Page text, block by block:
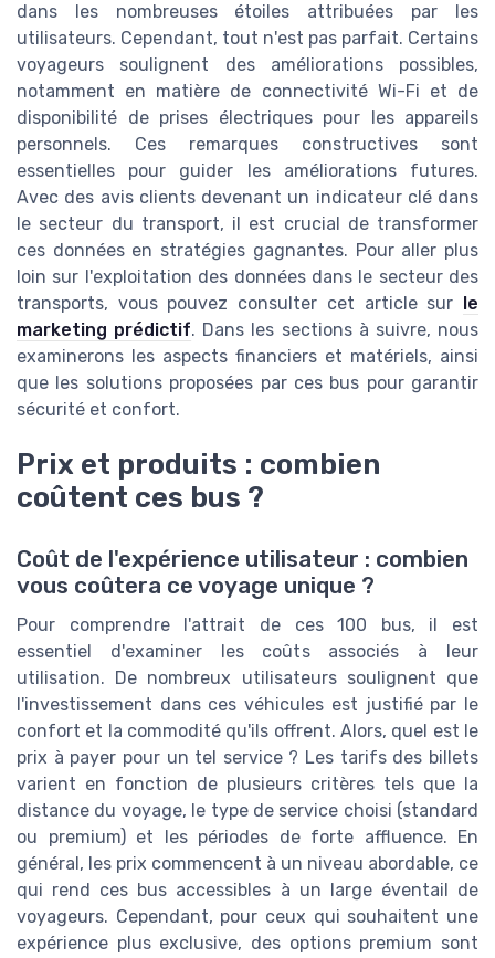
dans les nombreuses étoiles attribuées par les
utilisateurs. Cependant, tout n'est pas parfait. Certains
voyageurs soulignent des améliorations possibles,
notamment en matière de connectivité Wi-Fi et de
disponibilité de prises électriques pour les appareils
personnels. Ces remarques constructives sont
essentielles pour guider les améliorations futures.
Avec des avis clients devenant un indicateur clé dans
le secteur du transport, il est crucial de transformer
ces données en stratégies gagnantes. Pour aller plus
loin sur l'exploitation des données dans le secteur des
transports, vous pouvez consulter cet article sur le
marketing prédictif. Dans les sections à suivre, nous
examinerons les aspects financiers et matériels, ainsi
que les solutions proposées par ces bus pour garantir
sécurité et confort.
Prix et produits : combien
coûtent ces bus ?
Coût de l'expérience utilisateur : combien
vous coûtera ce voyage unique ?
Pour comprendre l'attrait de ces 100 bus, il est
essentiel d'examiner les coûts associés à leur
utilisation. De nombreux utilisateurs soulignent que
l'investissement dans ces véhicules est justifié par le
confort et la commodité qu'ils offrent. Alors, quel est le
prix à payer pour un tel service ? Les tarifs des billets
varient en fonction de plusieurs critères tels que la
distance du voyage, le type de service choisi (standard
ou premium) et les périodes de forte affluence. En
général, les prix commencent à un niveau abordable, ce
qui rend ces bus accessibles à un large éventail de
voyageurs. Cependant, pour ceux qui souhaitent une
expérience plus exclusive, des options premium sont